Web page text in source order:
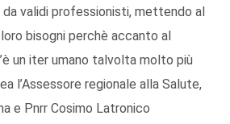
validi professionisti, mettendo al
bisogni perchè accanto al
un iter umano talvolta molto più
l’Assessore regionale alla Salute,
e Pnrr Cosimo Latronico